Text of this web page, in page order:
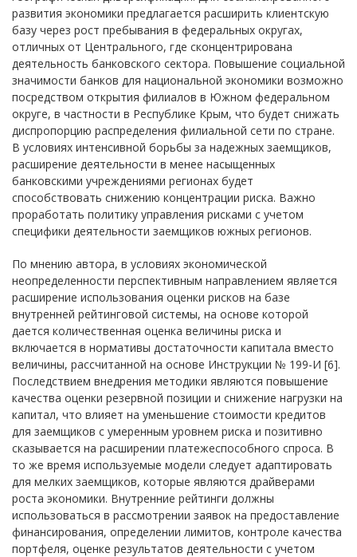
развития экономики предлагается расширить клиентскую
базу через рост пребывания в федеральных округах,
отличных от Центрального, где сконцентрирована
деятельность банковского сектора. Повышение социальной
значимости банков для национальной экономики возможно
посредством открытия филиалов в Южном федеральном
округе, в частности в Республике Крым, что будет снижать
диспропорцию распределения филиальной сети по стране.
В условиях интенсивной борьбы за надежных заемщиков,
расширение деятельности в менее насыщенных
банковскими учреждениями регионах будет
способствовать снижению концентрации риска. Важно
проработать политику управления рисками с учетом
специфики деятельности заемщиков южных регионов.
По мнению автора, в условиях экономической
неопределенности перспективным направлением является
расширение использования оценки рисков на базе
внутренней рейтинговой системы, на основе которой
дается количественная оценка величины риска и
включается в нормативы достаточности капитала вместо
величины, рассчитанной на основе Инструкции № 199-И [6].
Последствием внедрения методики являются повышение
качества оценки резервной позиции и снижение нагрузки на
капитал, что влияет на уменьшение стоимости кредитов
для заемщиков с умеренным уровнем риска и позитивно
сказывается на расширении платежеспособного спроса. В
то же время используемые модели следует адаптировать
для мелких заемщиков, которые являются драйверами
роста экономики. Внутренние рейтинги должны
использоваться в рассмотрении заявок на предоставление
финансирования, определении лимитов, контроле качества
портфеля, оценке результатов деятельности с учетом